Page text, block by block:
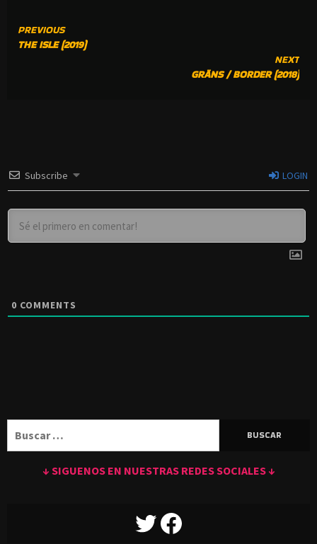
CONTINUE
READING
PREVIOUS
THE ISLE (2019)
NEXT
GRÄNS / BORDER (2018)
Subscribe LOGIN
0 COMMENTS
↓ SIGUENOS EN NUESTRAS REDES SOCIALES ↓
TWITTERFACEBOOK